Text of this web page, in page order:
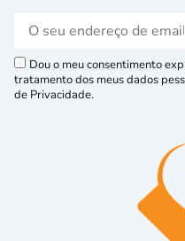
Dou o meu consentimento
tratamento dos meus dados
de Privacidade.